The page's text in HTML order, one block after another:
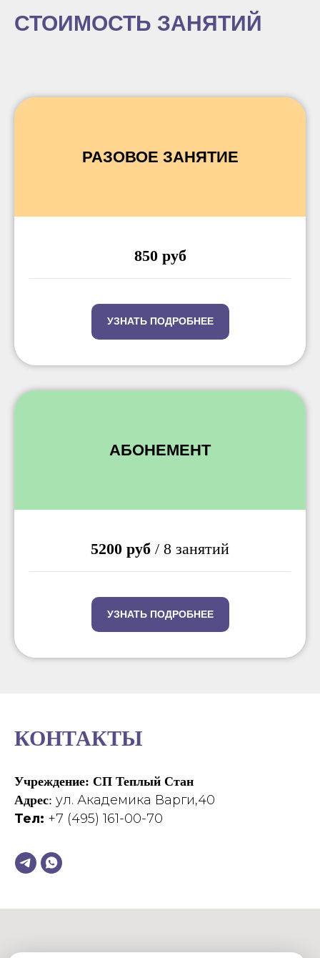
СТОИМОСТЬ ЗАНЯТИЙ
РАЗОВОЕ ЗАНЯТИЕ
850 руб
УЗНАТЬ ПОДРОБНЕЕ
АБОНЕМЕНТ
5200 руб / 8 занятий
УЗНАТЬ ПОДРОБНЕЕ
КОНТАКТЫ
Учреждение: СП Теплый Стан
Адрес: ул. Академика Варги,40
Тел: +7 (495) 161-00-70